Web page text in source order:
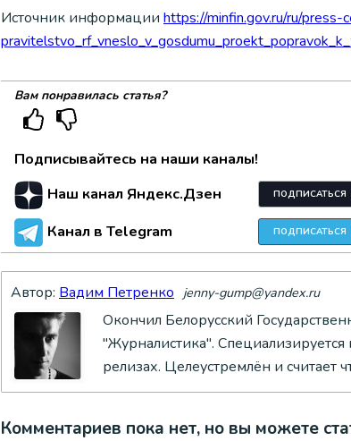
Источник информации https://minfin.gov.ru/ru/
Вам понравилась статья?
Подписывайтесь на наши каналы!
Наш канал Яндекс.Дзен
ПОДПИСАТЬСЯ
Канал в Telegram ПОДПИСАТЬСЯ
Автор: Вадим Петренко jenny-gump@yandex.ru
Окончил Белорусский
"Журналистика".
релизах. Целеустремлён и считает
Комментариев пока нет, но вы можете